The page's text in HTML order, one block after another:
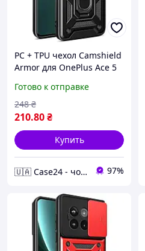
PC + TPU чехол Camshield
Armor для OnePlus Ace 5
Готово к отправке
210.80₴
248 ₴
Купить
🇺🇦 Case24 - чохли та аксесуари для смартфонів та планшетів 97%